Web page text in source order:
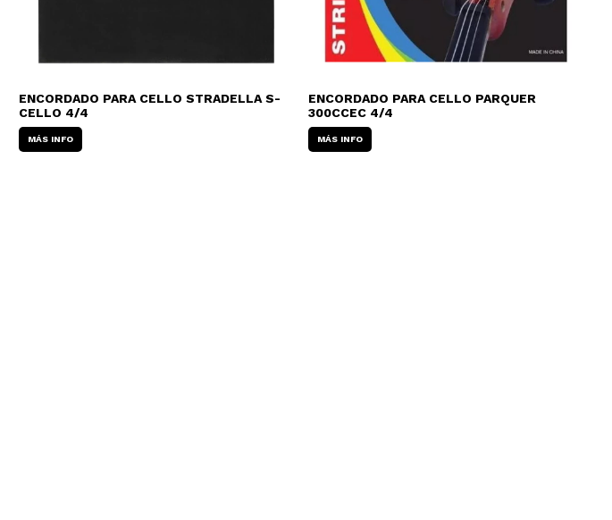
ENCORDADO PARA CELLO STRADELLA S-
CELLO 4/4
MÁS INFO
ENCORDADO PARA CELLO PARQUER
300CCEC 4/4
MÁS INFO